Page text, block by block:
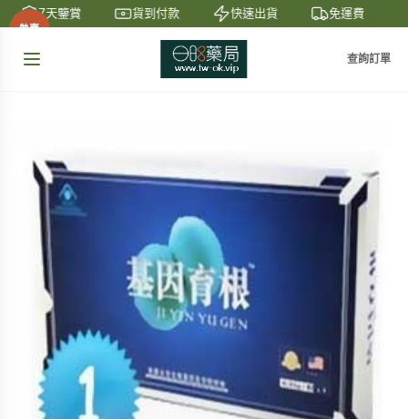
7天鑒賞 貨到付款 快速出貨 免運費
查詢訂單
熱賣